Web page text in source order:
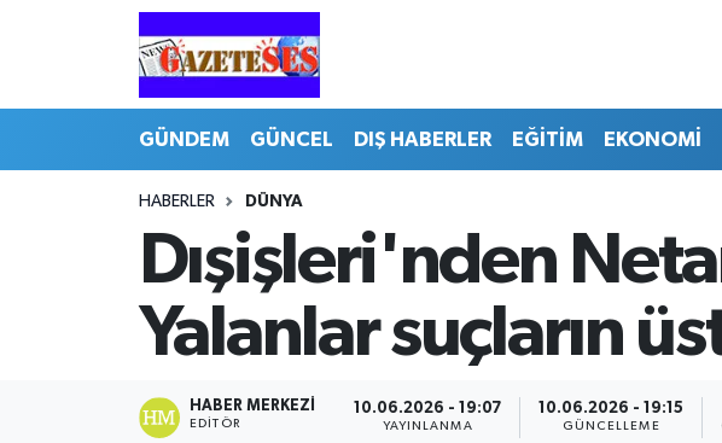
GÜNDEM GÜNCEL DIŞ HABERLER EĞİTİM EKONOMİ
HABERLER DÜNYA
Dışişleri'nden
Yalanlar suçların
HABER MERKEZI
EDITÖR
10.06.2026 - 19:07
YAYINLANMA
10.06.2026 - 19:15
GÜNCELLEME